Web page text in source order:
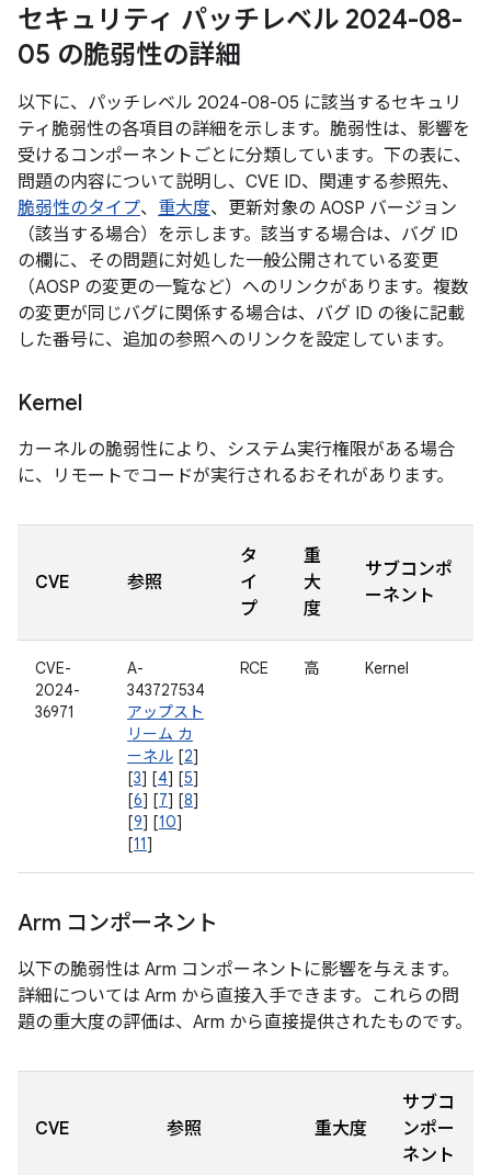
セキュリティ パッチレベル 2024-08-
05 の脆弱性の詳細
以下に、パッチレベル 2024-08-05 に該当するセキュリ
ティ脆弱性の各項目の詳細を示します。脆弱性は、影響を
受けるコンポーネントごとに分類しています。下の表に、
問題の内容について説明し、CVE ID、関連する参照先、
脆弱性のタイプ、 重大度、更新対象の AOSP バージョン
（該当する場合）を示します。該当する場合は、バグ ID
の欄に、その問題に対処した一般公開されている変更
（AOSP の変更の一覧など）へのリンクがあります。複数
の変更が同じバグに関係する場合は、バグ ID の後に記載
した番号に、追加の参照へのリンクを設定しています。
Kernel
カーネルの脆弱性により、システム実行権限がある場合
に、リモートでコードが実行されるおそれがあります。
CVE 参照
タ
イ
プ
重
大
度
サブコンポ
ーネント
CVE-
2024-
36971
A-
343727534
アップスト
リーム カ
ーネル [2]
[3] [4] [5]
[6] [7] [8]
[9] [10]
[11]
RCE 高 Kernel
Arm コンポーネント
以下の脆弱性は Arm コンポーネントに影響を与えます。
詳細については Arm から直接入手できます。これらの問
題の重大度の評価は、Arm から直接提供されたものです。
CVE 参照 重大度
サブコ
ンポー
ネント